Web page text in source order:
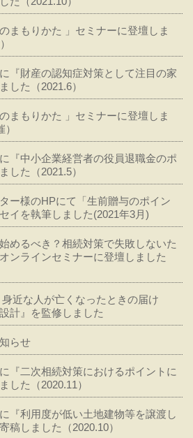
まもりかた 」セミナーに登壇しま
『財産の認知症対策として注目の家
した（2021.6）
まもりかた 」セミナーに登壇しま
『中小企業経営者の役員退職金のポ
した（2021.5）
ー様のHPにて「生前贈与のポイン
イを執筆しました(2021年3月)
めるべき？相続対策で失敗しないた
ンラインセミナーに登壇しました
身近な人が亡くなったときの届け
計』を監修しました
らせ
『二次相続対策におけるポイントに
した（2020.11）
『利用度が低い土地建物等を譲渡し
稿しました（2020.10）